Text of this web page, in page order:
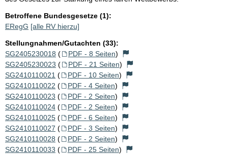
Betroffene Bundesgesetze (1):
ERegG [alle RV hierzu]
Stellungnahmen/Gutachten (33):
SG2405230018 ( PDF - 8 Seiten)
SG2405230023 ( PDF - 21 Seiten)
SG2410110021 ( PDF - 10 Seiten)
SG2410110022 ( PDF - 4 Seiten)
SG2410110023 ( PDF - 2 Seiten)
SG2410110024 ( PDF - 2 Seiten)
SG2410110025 ( PDF - 6 Seiten)
SG2410110027 ( PDF - 3 Seiten)
SG2410110028 ( PDF - 2 Seiten)
SG2410110033 ( PDF - 25 Seiten)